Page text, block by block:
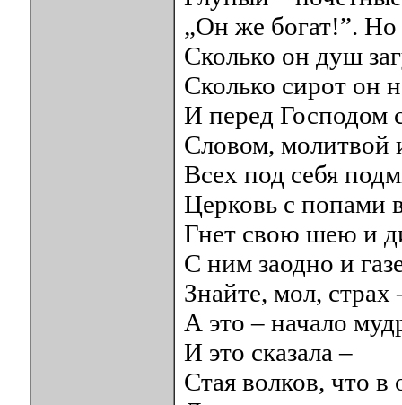
„Он же богат!”. Но
Сколько он душ
Сколько сирот он
И перед Господом
Словом,
Всех под себя
Церковь с попами
Гнет свою шею и
С ним заодно и
Знайте, мол, страх
А это – начало
И это сказала –
Стая волков, что в